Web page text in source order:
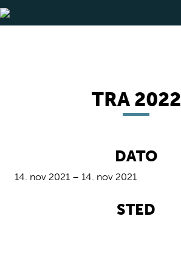
TRA 2022
DATO
14. nov 2021 – 14. nov 2021
STED